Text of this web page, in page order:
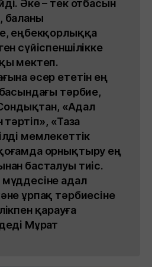
Әке – тек отбасын
баланы
еңбекқорлыққа
сүйіспеншілікке
мектеп.
әсер ететін ең
тәрбие,
«Адал
«Таза
мемлекеттік
орнықтыру ең
басталуы тиіс.
адал
ұрпақ тәрбиесіне
қарауға
Мұрат